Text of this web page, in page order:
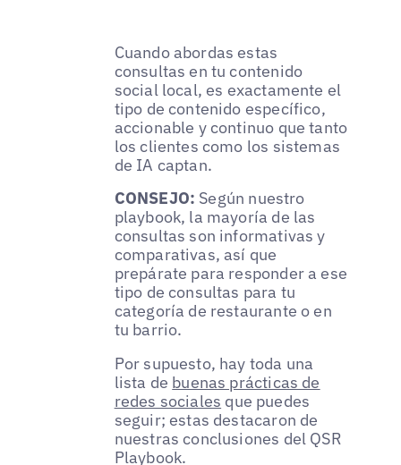
Cuando abordas estas
consultas en tu contenido
social local, es exactamente el
tipo de contenido específico,
accionable y continuo que tanto
los clientes como los sistemas
de IA captan.
CONSEJO: Según nuestro
playbook, la mayoría de las
consultas son informativas y
comparativas, así que
prepárate para responder a ese
tipo de consultas para tu
categoría de restaurante o en
tu barrio.
Por supuesto, hay toda una
lista de buenas prácticas de
redes sociales que puedes
seguir; estas destacaron de
nuestras conclusiones del QSR
Playbook.